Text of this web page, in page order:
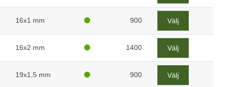
16x1 mm 900 Välj
16x2 mm 1400 Välj
19x1,5 mm 900 Välj